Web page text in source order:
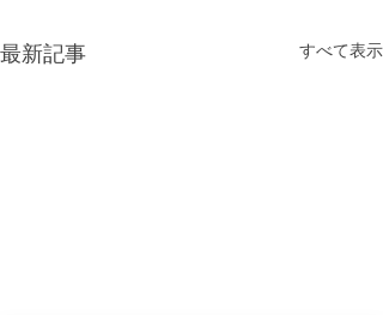
最新記事 すべて表示